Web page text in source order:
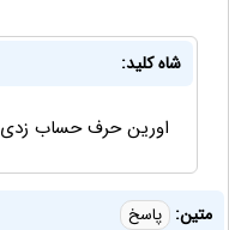
شاه کلید:
اورین حرف حساب زدی
متین: پاسخ